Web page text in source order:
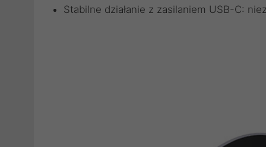
Stabilne działanie z zasilaniem USB-C: